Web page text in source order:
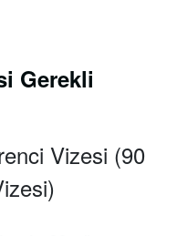
Gerekli
Vizesi (90